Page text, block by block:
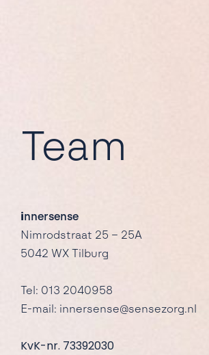
Team
innersense
Nimrodstraat 25 – 25A
5042 WX Tilburg
Tel: 013 2040958
E-mail: innersense@sensezorg.nl
KvK-nr. 73392030